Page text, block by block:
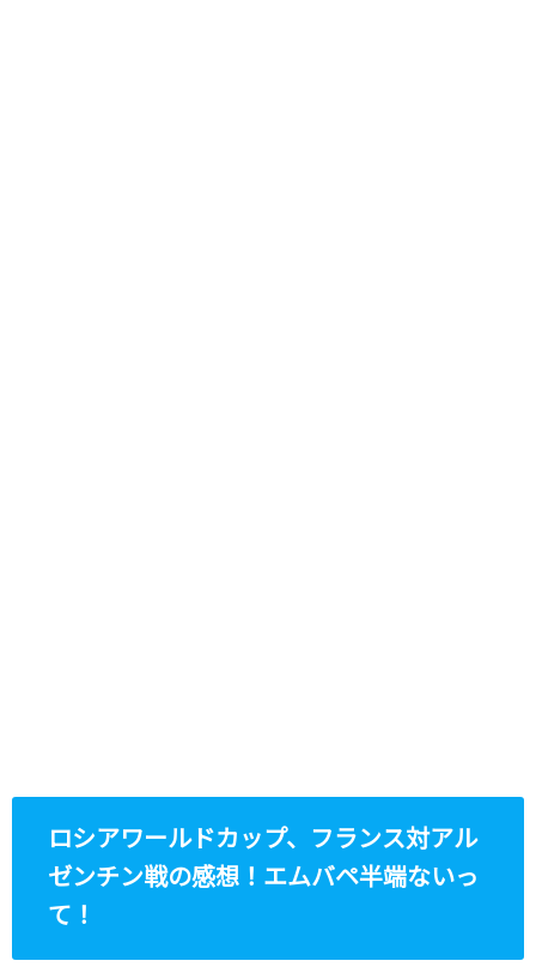
ロシアワールドカップ、フランス対アル
ゼンチン戦の感想！エムバペ半端ないっ
て！